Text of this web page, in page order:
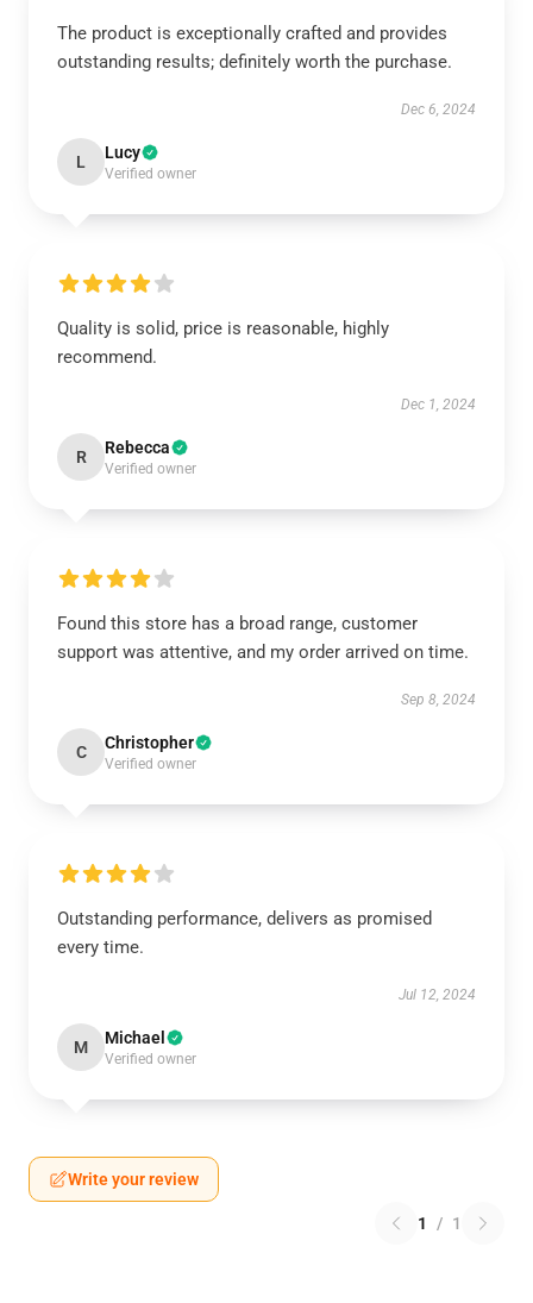
The product is exceptionally crafted and provides
outstanding results; definitely worth the purchase.
Dec 6, 2024
L Lucy
Verified owner
Quality is solid, price is reasonable, highly
recommend.
Dec 1, 2024
R Rebecca
Verified owner
Found this store has a broad range, customer
support was attentive, and my order arrived on time.
Sep 8, 2024
C Christopher
Verified owner
Outstanding performance, delivers as promised
every time.
Jul 12, 2024
M Michael
Verified owner
Write your review
1 / 1